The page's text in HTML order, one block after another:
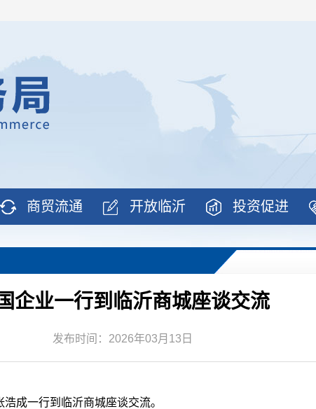
商贸流通 开放临沂 投资促进
企业一行到临沂商城座谈交流
发布时间：2026年03月13日
成一行到临沂商城座谈交流。